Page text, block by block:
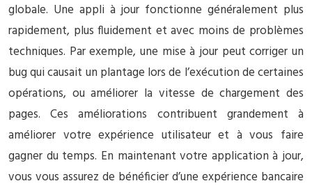
globale. Une appli à jour fonctionne généralement plus
rapidement, plus fluidement et avec moins de problèmes
techniques. Par exemple, une mise à jour peut corriger un
bug qui causait un plantage lors de l’exécution de certaines
opérations, ou améliorer la vitesse de chargement des
pages. Ces améliorations contribuent grandement à
améliorer votre expérience utilisateur et à vous faire
gagner du temps. En maintenant votre application à jour,
vous vous assurez de bénéficier d’une expérience bancaire